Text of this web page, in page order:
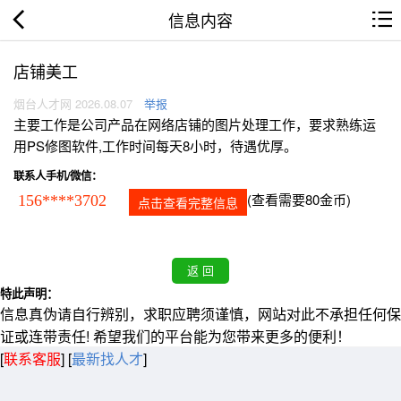
信息内容
店铺美工
烟台人才网 2026.08.07 举报
主要工作是公司产品在网络店铺的图片处理工作，要求熟练运
用PS修图软件,工作时间每天8小时，待遇优厚。
联系人手机/微信：
156****3702 点击查看完整信息 (查看需要80金币)
特此声明：
信息真伪请自行辨别，求职应聘须谨慎，网站对此不承担任何保
证或连带责任! 希望我们的平台能为您带来更多的便利！
[联系客服] [最新找人才]